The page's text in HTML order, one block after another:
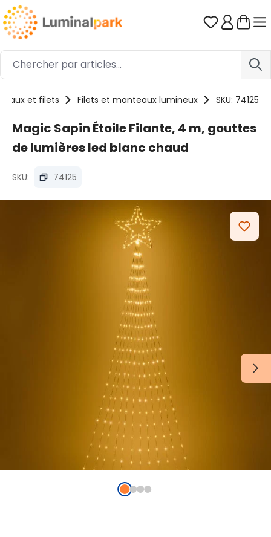
Passer au contenu principal Vous avez
et filets Filets et manteaux lumineux SKU: 74125
Magic Sapin Étoile Filante, 4 m, gouttes
de lumières led blanc chaud
SKU: 74125